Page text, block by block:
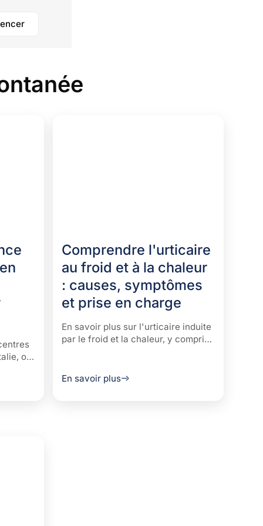
où
Comprendre l'urticaire
au froid et à la chaleur
: causes, symptômes
et prise en charge
En savoir plus sur l'urticaire induite
par le froid et la chaleur, y compris
aider à gérer l'urticaire induite par
En savoir plus